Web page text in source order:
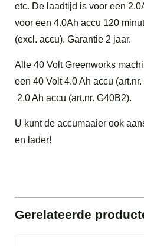
etc. De laadtijd is voor een
voor een 4.0Ah accu 120
(excl. accu). Garantie 2 jaar.
Alle 40 Volt Greenworks
een 40 Volt 4.0 Ah accu
2.0 Ah accu (art.nr. G40B2).
U kunt de accumaaier ook
en lader!
Gerelateerde